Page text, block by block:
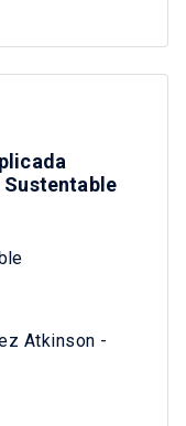
Sustentable
Atkinson -